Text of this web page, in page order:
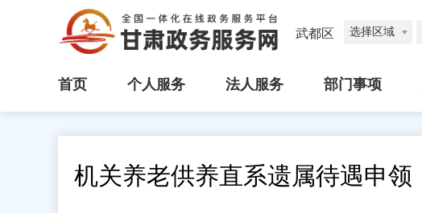
武都区 选择区域
首页 个人服务 法人服务 部门事项
机关养老供养直系遗属待遇申领